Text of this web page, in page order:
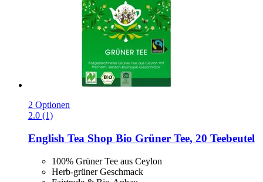
2 Optionen
2.0 (1)
English Tea Shop Bio Grüner Tee, 20 Teebeutel
100% Grüner Tee aus Ceylon
Herb-grüner Geschmack